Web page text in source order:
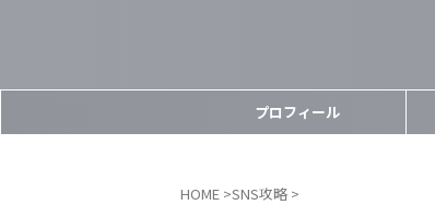
プロフィール
HOME >SNS攻略 >